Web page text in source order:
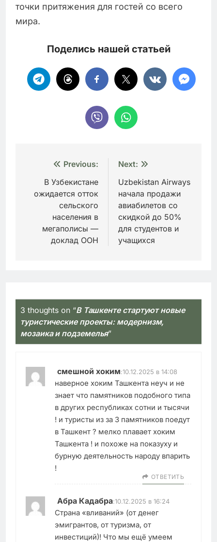
точки притяжения для гостей со всего
мира.
Поделись нашей статьей
Навигация
записям
Previous:
В Узбекистане
ожидается отток
сельского
населения в
мегаполисы —
доклад ООН
Next:
Uzbekistan Airways
начала продажи
авиабилетов со
скидкой до 50%
для студентов и
учащихся
3 thoughts on “В Ташкенте стартуют новые
туристические проекты: модернизм,
мозаика и подземелья”
смешной хоким:10.12.2025 в 14:08
наверное хоким Ташкента неуч и не
знает что памятников подобного типа
в других республиках сотни и тысячи
! и туристы из за 3 памятников поедут
в Ташкент ? мелко плавает хоким
Ташкента ! и похоже на показуху и
бурную деятельность народу впарить
!
ОТВЕТИТЬ
Абра Кадабра:10.12.2025 в 16:24
Страна «вливаний» (от денег
эмигрантов, от туризма, от
инвестиций)! Что мы ещё умеем